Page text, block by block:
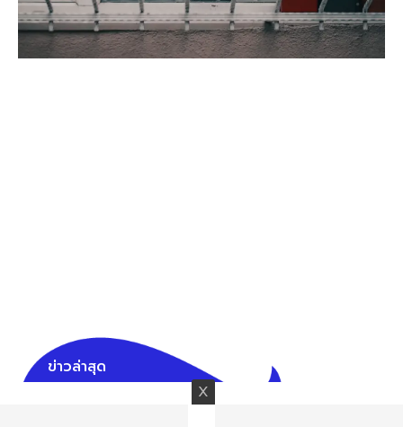
ข่าวล่าสุด